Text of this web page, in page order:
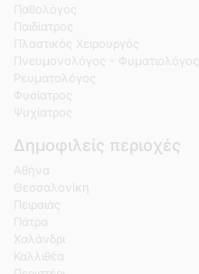
Παθολόγος
Παιδίατρος
Πλαστικός Χειρουργός
Πνευμονολόγος - Φυματιολόγος
Ρευματολόγος
Φυσίατρος
Ψυχίατρος
Δημοφιλείς περιοχές
Αθήνα
Θεσσαλονίκη
Πειραιάς
Πάτρα
Χαλάνδρι
Καλλιθέα